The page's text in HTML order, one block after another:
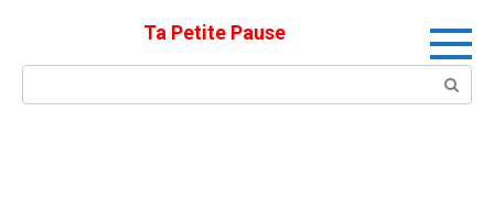
Ta Petite Pause
Search: